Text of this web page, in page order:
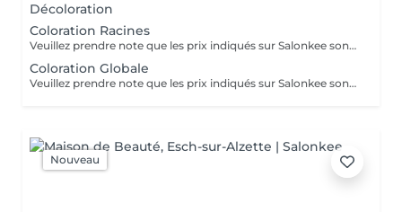
Décoloration
Coloration Racines
Veuillez prendre note que les prix indiqués sur Salonkee sont communiqués à titre informatif et s'entendent de base. Ces derniers sont susceptibles de varier selon le diagnostic réalisé à votre arrivée au salon et l'expertise du professionnel à qui vous confiez votre beauté. Dans tous les cas, un devis précis vous sera proposé et toutes réalisations de prestations seront effectuées avec votre accord. Un grand merci d'avance pour votre compréhension. Au plaisir de vous recevoir très vite.
Coloration Globale
Veuillez prendre note que les prix indiqués sur Salonkee sont communiqués à titre informatif et s'entendent de base. Ces derniers sont susceptibles de varier selon le diagnostic réalisé à votre arrivée au salon et l'expertise du professionnel à qui vous confiez votre beauté. Dans tous les cas, un devis précis vous sera proposé et toutes réalisations de prestations seront effectuées avec votre accord. Un grand merci d'avance pour votre compréhension. Au plaisir de vous recevoir très vite.
Nouveau